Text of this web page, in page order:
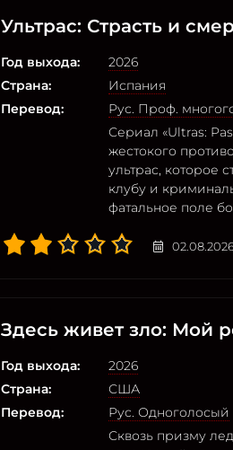
Ультрас: Страсть и
Год выхода:
2026
Страна:
Испания
Перевод:
Рус. Проф.
Сериал «Ultras:
жестокого
ультрас, которое
клубу и
фатальное поле
Здесь живет зло: Мой
Год выхода:
2026
Страна:
США
Перевод:
Рус. Одноголосый
Сквозь призму